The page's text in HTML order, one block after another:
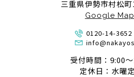
三重県伊勢市村松
Google
0120-14-3652
受付時間：9:00
定休日：水曜